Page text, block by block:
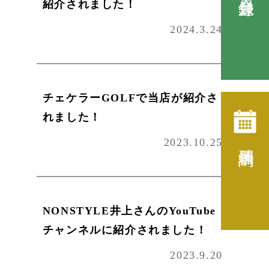
紹介されました！
2024.3.24
チェケラーGOLFで当店が紹介さ
れました！
2023.10.25
NONSTYLE井上さんのYouTube
チャンネルに紹介されました！
2023.9.20